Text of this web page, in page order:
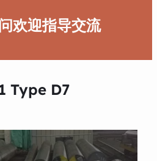
欢迎指导交流
Type D7